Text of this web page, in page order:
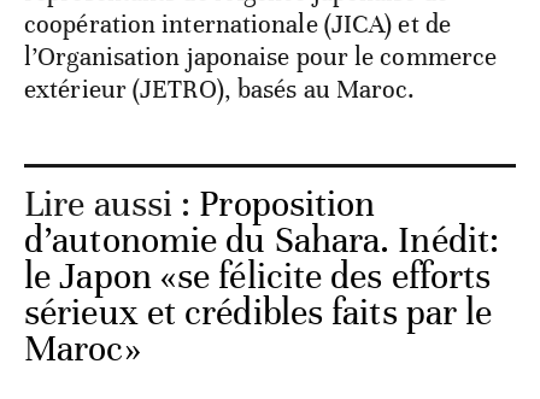
coopération internationale (JICA) et de
l’Organisation japonaise pour le commerce
extérieur (JETRO), basés au Maroc.
Lire aussi : Proposition
d’autonomie du Sahara. Inédit:
le Japon «se félicite des efforts
sérieux et crédibles faits par le
Maroc»